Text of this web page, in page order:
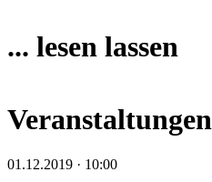
... lesen lassen
Veranstaltungen
01.12.2019 · 10:00